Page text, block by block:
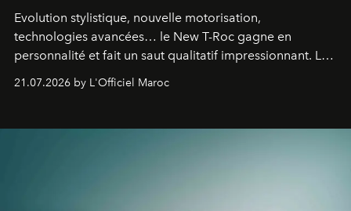
Evolution stylistique, nouvelle motorisation,
technologies avancées… le New T-Roc gagne en
personnalité et fait un saut qualitatif impressionnant. Le
fétiche pour le rendre plus premium. Et le pari semble
21.07.2026 by L'Officiel Maroc